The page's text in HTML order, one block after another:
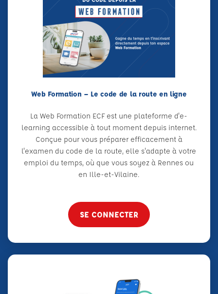
Web Formation – Le code de la route en ligne
La Web Formation ECF est une plateforme d'e-
learning accessible à tout moment depuis internet.
Conçue pour vous préparer efficacement à
l'examen du code de la route, elle s'adapte à votre
emploi du temps, où que vous soyez à Rennes ou
en Ille-et-Vilaine.
SE CONNECTER